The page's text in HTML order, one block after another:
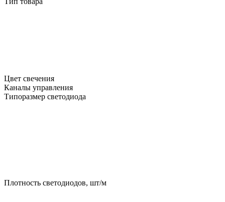
Цвет свечения
Каналы управления
Типоразмер светодиода
Плотность светодиодов, шт/м